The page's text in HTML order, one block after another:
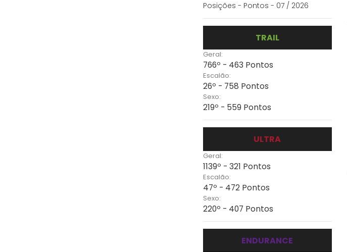
Posições - Pontos - 07 / 2026
TRAIL
Geral:
766º - 463 Pontos
Escalão:
26º - 758 Pontos
Sexo:
219º - 559 Pontos
ULTRA
Geral:
1139º - 321 Pontos
Escalão:
47º - 472 Pontos
Sexo:
220º - 407 Pontos
ENDURANCE